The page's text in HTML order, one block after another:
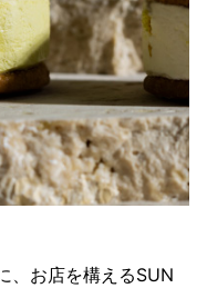
、お店を構えるSUN